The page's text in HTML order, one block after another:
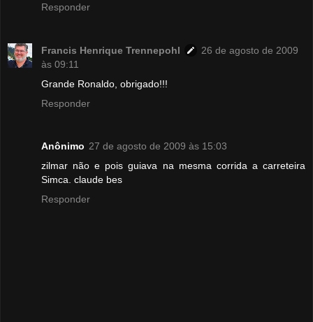
Responder
Francis Henrique Trennepohl
26 de agosto de 2009
às 09:11
Grande Ronaldo, obrigado!!!
Responder
Anônimo 27 de agosto de 2009 às 15:03
zilmar não e pois guiava na mesma corrida a carreteira
Simca. claude bes
Responder